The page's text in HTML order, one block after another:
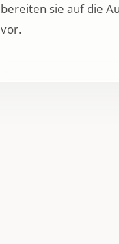
bereiten sie auf die
vor.